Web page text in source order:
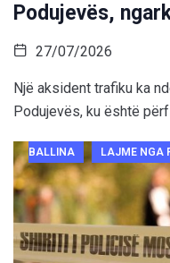
Podujevës,
27/07/2026
Një aksident trafiku ka
Podujevës, ku është
BALLINA LAJME NGA